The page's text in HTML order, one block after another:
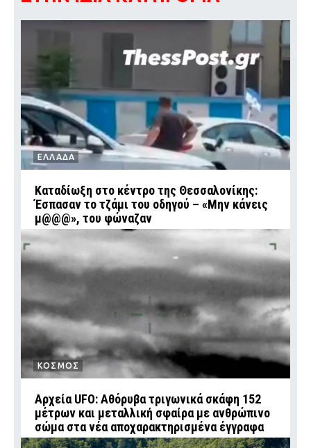
ΕΛΛΑΔΑ
Καταδίωξη στο κέντρο της Θεσσαλονίκης:
Έσπασαν το τζάμι του οδηγού – «Μην κάνεις
μ@@@», του φώναζαν
ΚΟΣΜΟΣ
Αρχεία UFO: Αθόρυβα τριγωνικά σκάφη 152
μέτρων και μεταλλική σφαίρα με ανθρώπινο
σώμα στα νέα αποχαρακτηρισμένα έγγραφα